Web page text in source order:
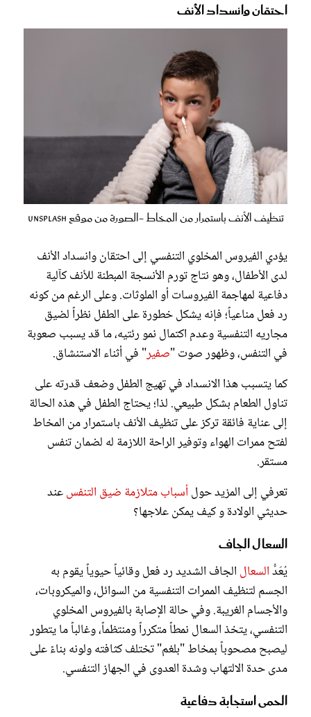
احتقان وانسداد الأنف
تنظيف الأنف باستمرار من المخاط -الصورة من موقع unsplash
يؤدي الفيروس المخلوي التنفسي إلى احتقان وانسداد الأنف
لدى الأطفال، وهو نتاج تورم الأنسجة المبطنة للأنف كآلية
دفاعية لمهاجمة الفيروسات أو الملوثات. وعلى الرغم من كونه
رد فعل مناعياً؛ فإنه يشكل خطورة على الطفل نظراً لضيق
مجاريه التنفسية وعدم اكتمال نمو رئتيه، ما قد يسبب صعوبة
في التنفس، وظهور صوت "صفير" في أثناء الاستنشاق.
كما يتسبب هذا الانسداد في تهيج الطفل وضعف قدرته على
تناول الطعام بشكل طبيعي. لذا؛ يحتاج الطفل في هذه الحالة
إلى عناية فائقة تركز على تنظيف الأنف باستمرار من المخاط
لفتح ممرات الهواء وتوفير الراحة اللازمة له لضمان تنفس
مستقر.
تعرفي إلى المزيد حولأسباب متلازمة ضيق التنفسعند
حديثي الولادة و كيف يمكن علاجها؟
السعال الجاف
يُعَدُّالسعال الجاف الشديد رد فعل وقائياً حيوياً يقوم به
الجسم لتنظيف الممرات التنفسية من السوائل، والميكروبات،
والأجسام الغريبة. وفي حالة الإصابة بالفيروس المخلوي
التنفسي، يتخذ السعال نمطاً متكرراً ومنتظماً، وغالباً ما يتطور
ليصبح مصحوباً بمخاط "بلغم" تختلف كثافته ولونه بناءً على
مدى حدة الالتهاب وشدة العدوى في الجهاز التنفسي.
الحمى استجابة دفاعية